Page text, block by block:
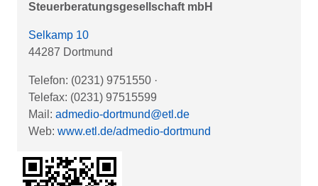
Steuerberatungsgesellschaft mbH
Selkamp 10
44287 Dortmund
Telefon: (0231) 9751550 ·
Telefax: (0231) 97515599
Mail: admedio-dortmund@etl.de
Web: www.etl.de/admedio-dortmund